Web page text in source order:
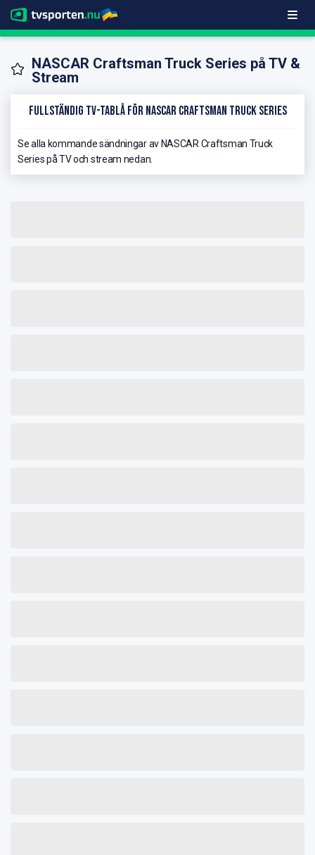
NASCAR Craftsman Truck Series på TV &
Stream
Fullständig TV-Tablå för NASCAR Craftsman Truck Series
Se alla kommande sändningar av NASCAR Craftsman Truck
Series på TV och stream nedan.